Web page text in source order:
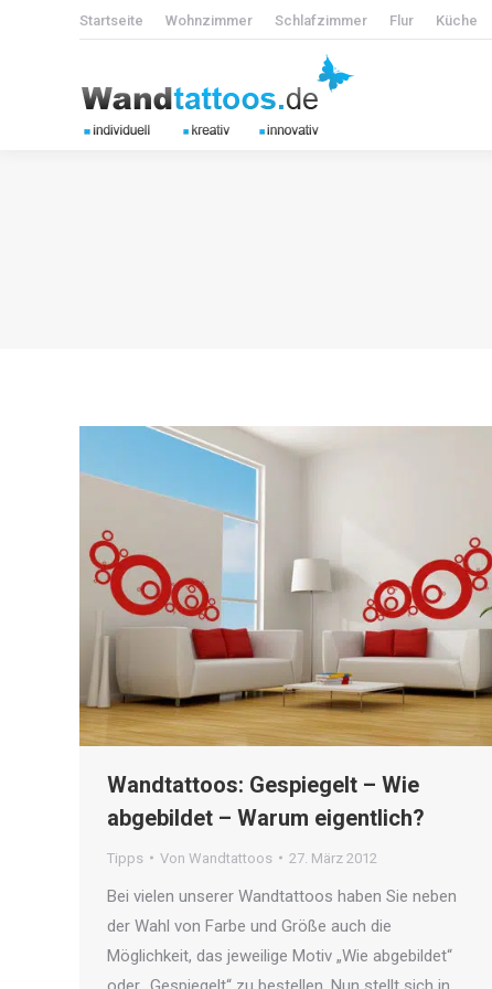
Startseite Wohnzimmer Schlafzimmer Flur Küche
Wandtattoos: Gespiegelt – Wie
abgebildet – Warum eigentlich?
Tipps Von Wandtattoos 27. März 2012
Bei vielen unserer Wandtattoos haben Sie neben
der Wahl von Farbe und Größe auch die
Möglichkeit, das jeweilige Motiv „Wie abgebildet“